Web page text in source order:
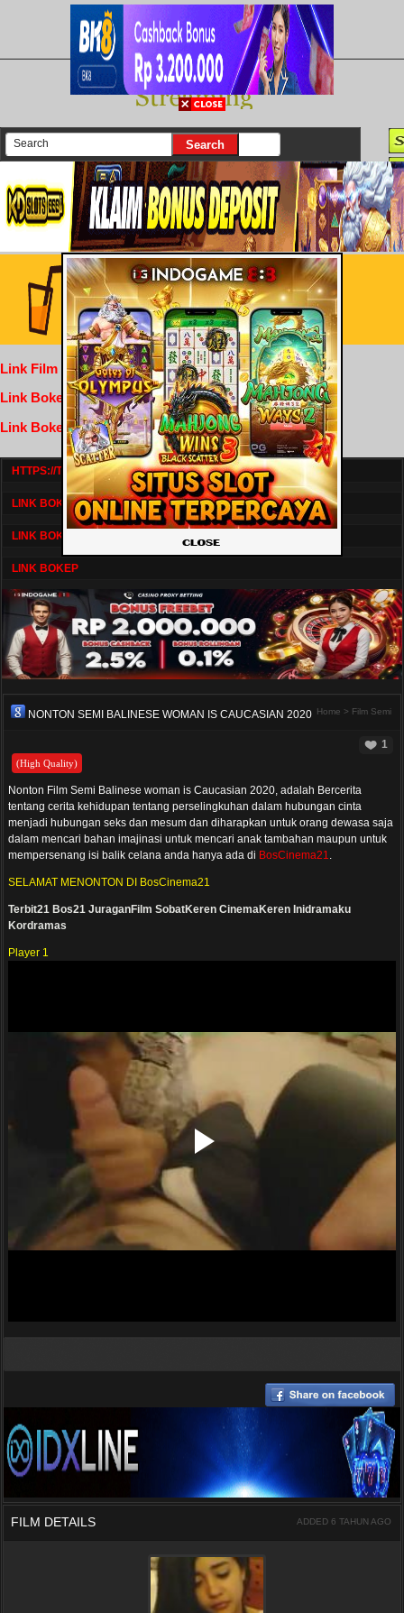
There are currently 25614 movies on our website
Login
Link Film Dewasa
Link Bokep Indofilm
Link Bokep FilmNikmat
HTTPS://TV1.BOSKU21.CAM/
LINK BOKEP DRAMASERIAL
LINK BOKEP
LINK BOKEP
NONTON SEMI BALINESE WOMAN IS CAUCASIAN 2020 Home > Film Semi
1
(High Quality)
Nonton Film Semi Balinese woman is Caucasian 2020, adalah Bercerita
tentang cerita kehidupan tentang perselingkuhan dalam hubungan cinta
menjadi hubungan seks dan mesum dan diharapkan untuk orang dewasa saja
dalam mencari bahan imajinasi untuk mencari anak tambahan maupun untuk
mempersenang isi balik celana anda hanya ada di BosCinema21.
SELAMAT MENONTON DI BosCinema21
Terbit21 Bos21 JuraganFilm SobatKeren CinemaKeren Inidramaku
Kordramas
Player 1
FILM DETAILS ADDED 6 TAHUN AGO